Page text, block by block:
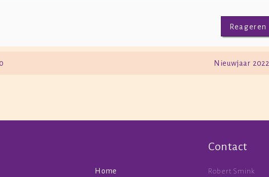
Reageren
Nieuwjaar 2022
Home
Contact
Robert Smink